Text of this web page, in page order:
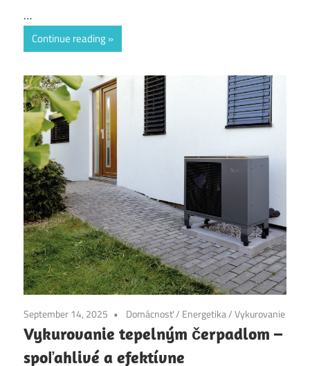
…
Continue reading
September 14, 2025 Domácnosť/ Energetika/Vykurovanie
Vykurovanie tepelným čerpadlom –
spoľahlivé a efektívne